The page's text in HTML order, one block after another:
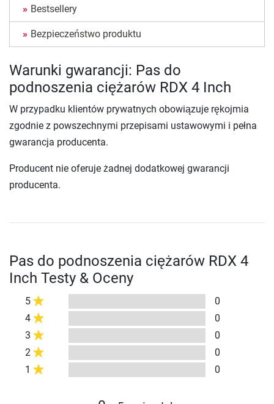
Bestsellery
Bezpieczeństwo produktu
Warunki gwarancji: Pas do
podnoszenia ciężarów RDX 4 Inch
W przypadku klientów prywatnych obowiązuje rękojmia
zgodnie z powszechnymi przepisami ustawowymi i pełna
gwarancja producenta.
Producent nie oferuje żadnej dodatkowej gwarancji
producenta.
Pas do podnoszenia ciężarów RDX 4
Inch Testy & Oceny
5
0
4
0
3
0
2
0
1
0